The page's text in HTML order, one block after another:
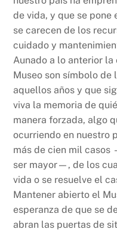
de vida, y que se pone
se carecen de los
cuidado y
Aunado a lo anterior
Museo son símbolo de
aquellos años y que
viva la memoria de
manera forzada, algo
ocurriendo en nuestro
más de cien mil
ser mayor—, de los
vida o se resuelve el
Mantener abierto el
esperanza de que se
abran las puertas de